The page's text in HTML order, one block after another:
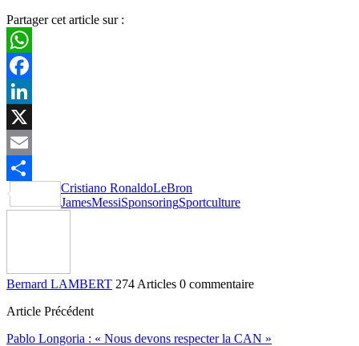
Partager cet article sur :
WhatsApp
Facebook
LinkedIn
X
Email
Partager
Cristiano RonaldoLeBron
JamesMessiSponsoringSportculture
Bernard LAMBERT 274 Articles 0 commentaire
Article Précédent
Pablo Longoria : « Nous devons respecter la CAN »